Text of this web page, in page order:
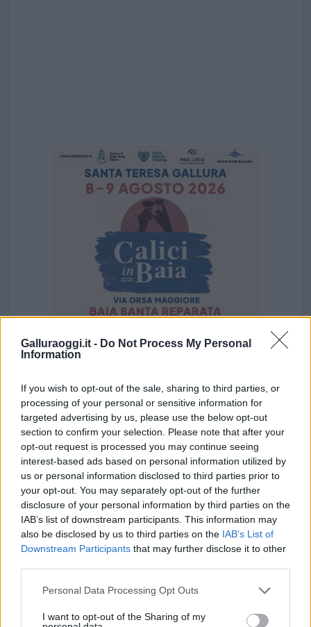
Galluraoggi.it - Do Not Process My Personal
Information
If you wish to opt-out of the sale, sharing to third parties, or
processing of your personal or sensitive information for
targeted advertising by us, please use the below opt-out
section to confirm your selection. Please note that after your
opt-out request is processed you may continue seeing
interest-based ads based on personal information utilized by
us or personal information disclosed to third parties prior to
your opt-out. You may separately opt-out of the further
disclosure of your personal information by third parties on the
IAB’s list of downstream participants. This information may
also be disclosed by us to third parties on the IAB’s List of
Downstream Participants that may further disclose it to other
Please note that this website/app uses one or more Google
not limited to your visit or usage behaviour. You may click to
Personal Data Processing Opt Outs
I want to opt-out of the Sharing of my
Vuoi rimuovere le pubblicità nazionali?
Puoi abbonarti asoli € 1,10 al mese
cliccandoqui
Sei già abbonato?
Puoi effettuare l'accesso andando nella
sezioneLogindal menù del sito o
cliccandoqui
TEMI: Giovanni Boetti Velapuliamo
i tuoi video e le tue foto